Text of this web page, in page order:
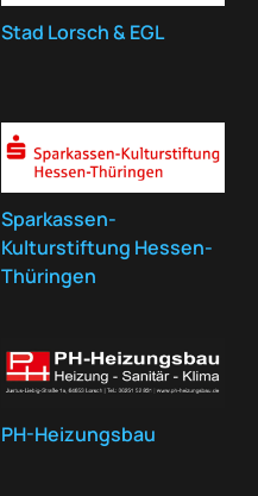
Stad Lorsch & EGL
Sparkassen-
Kulturstiftung Hessen-
Thüringen
PH-Heizungsbau